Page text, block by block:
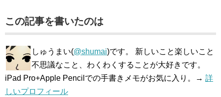
この記事を書いたのは
しゅうまい(@shumai)です。 新しいこと楽しいこと
不思議なこと、わくわくすることが大好きです。
iPad Pro+Apple Pencilでの手書きメモがお気に入り。→ 詳
しいプロフィール